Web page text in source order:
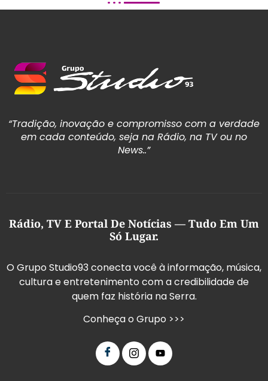
“Tradição, inovação e compromisso com a verdade
em cada conteúdo, seja na Rádio, na TV ou no
News..”
Rádio, TV E Portal De Notícias — Tudo Em Um
Só Lugar.
O Grupo Studio93 conecta você à informação, música,
cultura e entretenimento com a credibilidade de
quem faz história na Serra.
Conheça o Grupo >>>